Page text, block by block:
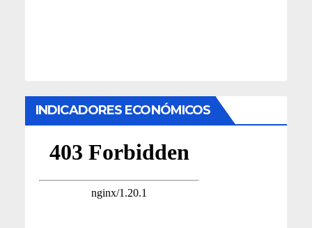
INDICADORES ECONÓMICOS